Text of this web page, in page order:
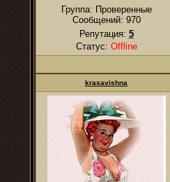
Группа: Проверенные
Сообщений: 970
Репутация: 5
Статус: Offline
krasavishna